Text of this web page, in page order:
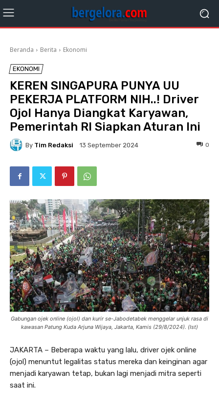
Beranda Berita Ekonomi
EKONOMI
KEREN SINGAPURA PUNYA UU
PEKERJA PLATFORM NIH..! Driver
Ojol Hanya Diangkat Karyawan,
Pemerintah RI Siapkan Aturan Ini
By Tim Redaksi 13 September 2024 0
Gabungan ojek online (ojol) dan kurir se-Jabodetabek menggelar unjuk rasa di
kawasan Patung Kuda Arjuna Wijaya, Jakarta, Kamis (29/8/2024). (Ist)
JAKARTA – Beberapa waktu yang lalu, driver ojek online
(ojol) menuntut legalitas status mereka dan keinginan agar
menjadi karyawan tetap, bukan lagi menjadi mitra seperti
saat ini.